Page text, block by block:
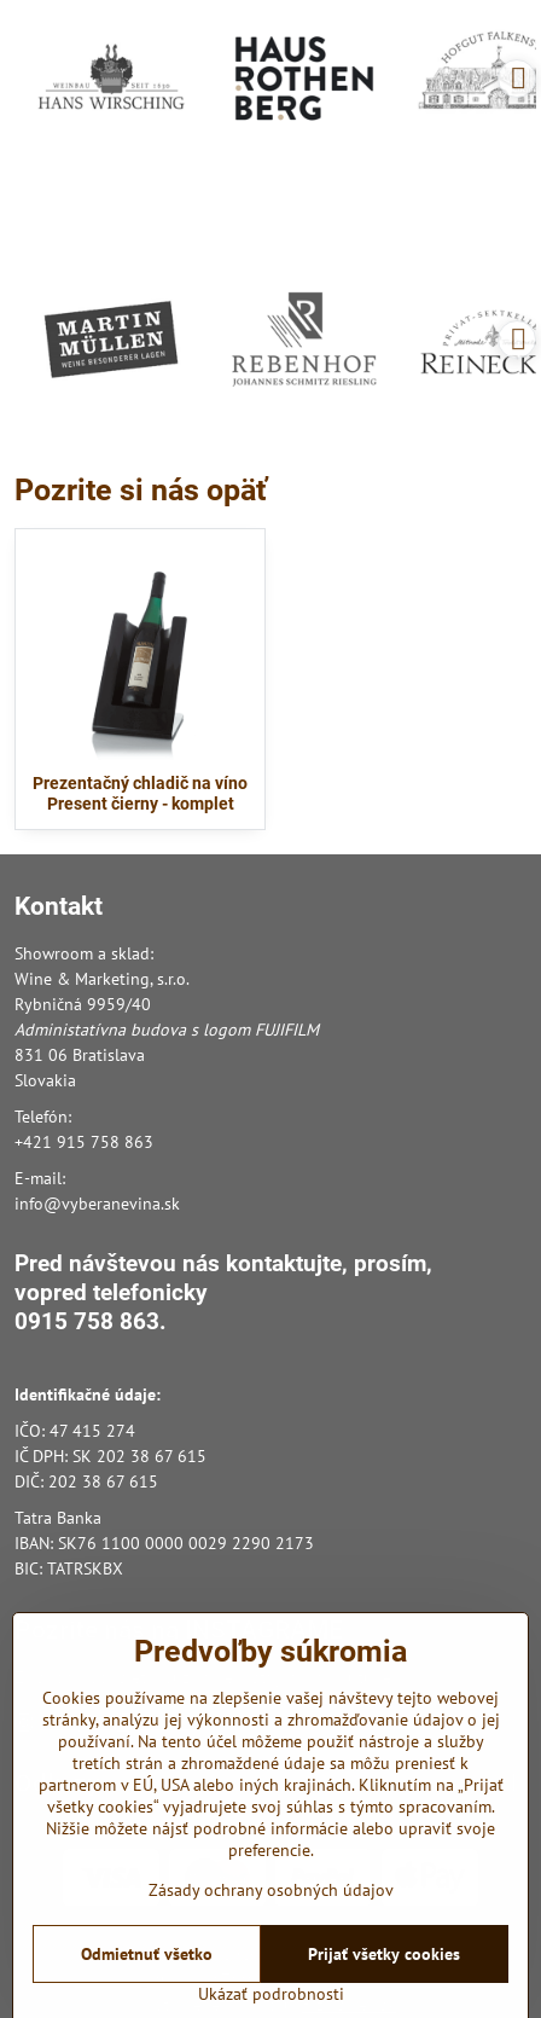
Pozrite si nás opäť
Prezentačný chladič na víno
Present čierny - komplet
Kontakt
Showroom a sklad:
Wine & Marketing, s.r.o.
Rybničná 9959/40
Administatívna budova s logom FUJIFILM
831 06 Bratislava
Slovakia
Telefón:
+421 915 758 863
E-mail:
info@vyberanevina.sk
Pred návštevou nás kontaktujte, prosím,
vopred telefonicky
0915 758 863.
Identifikačné údaje:
IČO: 47 415 274
IČ DPH: SK 202 38 67 615
DIČ: 202 38 67 615
Tatra Banka
IBAN: SK76 1100 0000 0029 2290 2173
BIC: TATRSKBX
Instagram Youtube
Odkazy
©
Copyright
Predvoľby súkromiaZásady ochrany osobných údajov
Vytvorené pomocou:BiznisWeb.sk
Predvoľby súkromia
Cookies používame na zlepšenie vašej návštevy tejto webovej
stránky, analýzu jej výkonnosti a zhromažďovanie údajov o jej
používaní. Na tento účel môžeme použiť nástroje a služby
tretích strán a zhromaždené údaje sa môžu preniesť k
partnerom v EÚ, USA alebo iných krajinách. Kliknutím na „Prijať
všetky cookies“ vyjadrujete svoj súhlas s týmto spracovaním.
Nižšie môžete nájsť podrobné informácie alebo upraviť svoje
preferencie.
Zásady ochrany osobných údajov
Ukázať podrobnosti
Prijať všetky cookies
Odmietnuť všetko